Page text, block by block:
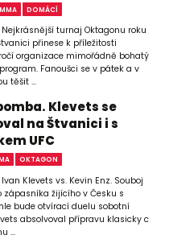
MMA DOMÁCÍ
Nejkrásnější turnaj Oktagonu roku
přinese k příležitosti
organizace mimořádně bohatý
Fanoušci se v pátek a v
těšit ...
Klevets se
na Štvanici i s
UFC
OKTAGON
Ivan Klevets vs. Kevin Enz. Souboj
zápasníka žijícího v Česku s
bude otvírací duelu sobotní
absolvoval přípravu klasicky c
...